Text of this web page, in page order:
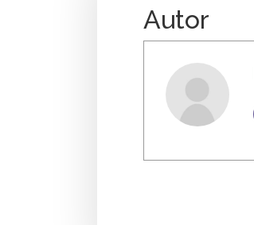
Autor